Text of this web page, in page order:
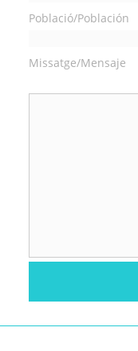
Població/Población
Missatge/Mensaje